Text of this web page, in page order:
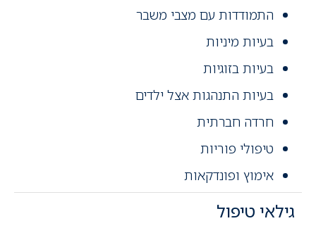
התמודדות עם מצבי משבר
בעיות מיניות
בעיות בזוגיות
בעיות התנהגות אצל ילדים
חרדה חברתית
טיפולי פוריות
אימוץ ופונדקאות
גילאי טיפול